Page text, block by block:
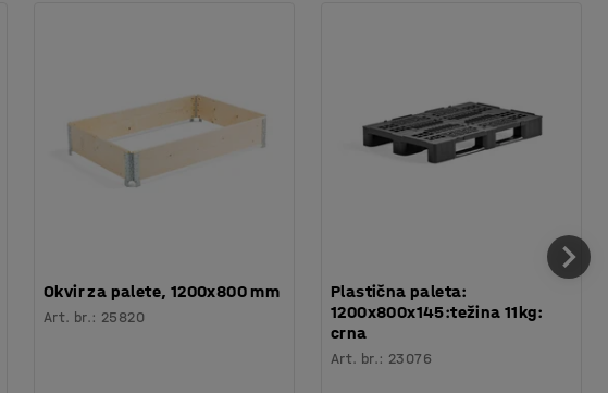
Okvir za palete, 1200x800 mm
Art. br.: 25820
Plastična paleta:
1200x800x145:težina 11kg:
crna
Art. br.: 23076